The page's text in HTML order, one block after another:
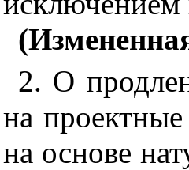
2. О
на
на основе